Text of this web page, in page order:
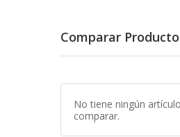
Comparar
No tiene ningún
comparar.